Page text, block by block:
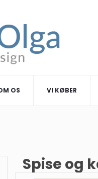
OS VI KØBER
Spise og